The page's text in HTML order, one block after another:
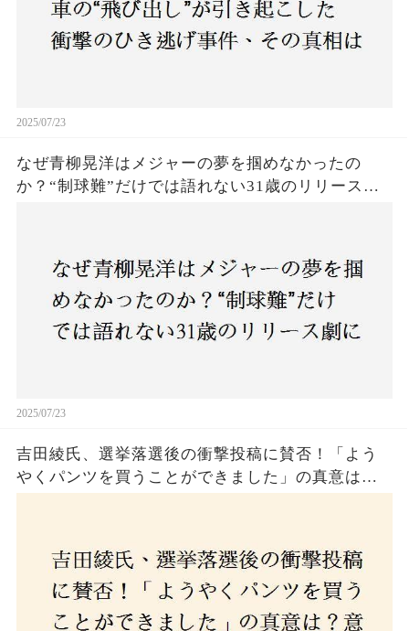
2025/07/23
なぜ青柳晃洋はメジャーの夢を掴めなかったの
か？“制球難”だけでは語れない31歳のリリース劇
2025/07/23
吉田綾氏、選挙落選後の衝撃投稿に賛否！「よう
やくパンツを買うことができました」の真意は？